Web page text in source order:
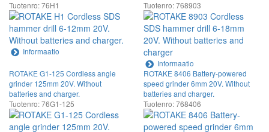
Tuotenro: 76H1
Informaatio
Tuotenro: 768903
Informaatio
ROTAKE G1-125 Cordless angle
grinder 125mm 20V. Without
batteries and charger.
Tuotenro: 76G1-125
ROTAKE 8406 Battery-powered
speed grinder 6mm 20V. Without
batteries and charger.
Tuotenro: 768406